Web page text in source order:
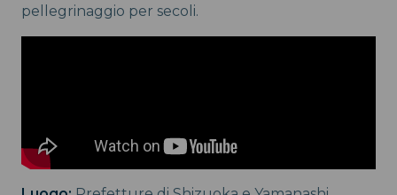
pellegrinaggio per secoli.